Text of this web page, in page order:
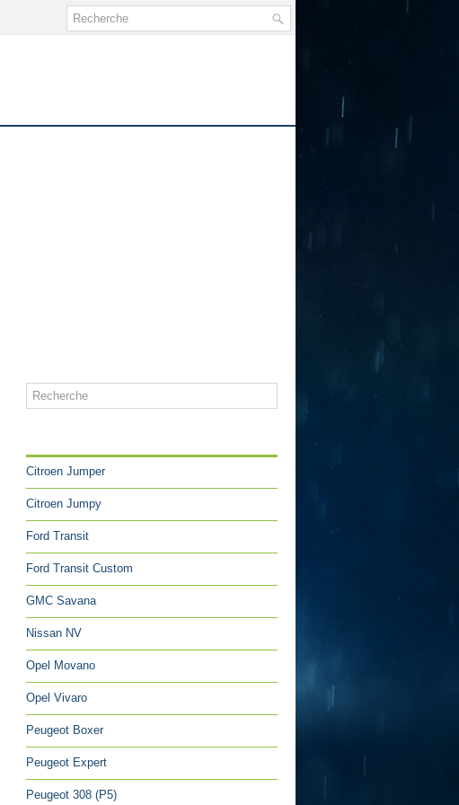
Citroen Jumper
Citroen Jumpy
Ford Transit
Ford Transit Custom
GMC Savana
Nissan NV
Opel Movano
Opel Vivaro
Peugeot Boxer
Peugeot Expert
Peugeot 308 (P5)